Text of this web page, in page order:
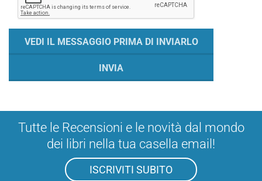
Tutte le Recensioni e le novità dal mondo
dei libri nella tua casella email!
ISCRIVITI SUBITO